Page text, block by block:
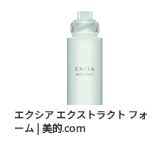
エクシア エクストラクト フォ
ーム | 美的.com